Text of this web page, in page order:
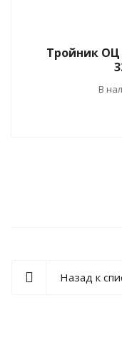
Тройник ОЦ
В
Назад к